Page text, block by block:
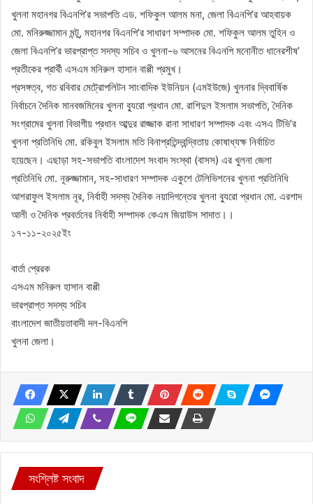
খুলনা মহানগর বিএনপি’র সভাপতি এড. শফিকুল আলম মনা, জেলা বিএনপি’র আহবায়ক
মো. মনিরুজ্জামান মন্টু, মহানগর বিএনপি’র সাধারণ সম্পাদক মো. শফিকুল আলম তুহিন ও
জেলা বিএনপি’র ভারপ্রাপ্ত সদস্য সচিব ও খুলনা-৬ আসনের বিএনপি মনোনীত ধানেরশীষ’
প্রতীকের প্রার্থী এসএম মনিরুল হাসান বাপ্পী প্রমুখ।
প্রসঙ্গত্ব, গত রবিবার মেট্রোপলিটন সাংবাদিক ইউনিয়ন (এমইউজে) খুলনার দ্বিবার্ষিক
নির্বাচনে দৈনিক মানবজমিনের খুলনা ব্যুরো প্রধান মো. রাশিদুল ইসলাম সভাপতি, দৈনিক
সংগ্রামের খুলনা বিভাগীয় প্রধান আব্দুর রাজ্জাক রানা সাধারণ সম্পাদক এবং এসএ টিভি’র
খুলনা প্রতিনিধি মো. রকিবুল ইসলাম মতি বিনাপ্রতিন্দ্বন্দ্বিতায় কোষাধ্যক্ষ নির্বাচিত
হয়েছেন। এছাড়া সহ-সভাপতি বাংলাদেশ সংবাদ সংস্থা (বাসস) এর খুলনা জেলা
প্রতিনিধি মো. নূরুজ্জামান, সহ-সাধারণ সম্পাদক একুশে টেলিভিশনের খুলনা প্রতিনিধি
আশরাফুল ইসলাম নূর, নির্বাহী সদস্য দৈনিক নয়াদিগন্তের খুলনা ব্যুরো প্রধান মো. এরশাদ
আলী ও দৈনিক প্রবর্তনের নির্বাহী সম্পাদক কেএম জিয়াউস সাদাত।।
১৭-১১-২০২৫ইং
বার্তা প্রেরক
এসএম মনিরুল হাসান বাপ্পী
ভারপ্রাপ্ত সদস্য সচিব
বাংলাদেশ জাতীয়তাবাদী দল-বিএনপি
খুলনা জেলা।
সংশ্লিষ্ট সংবাদ